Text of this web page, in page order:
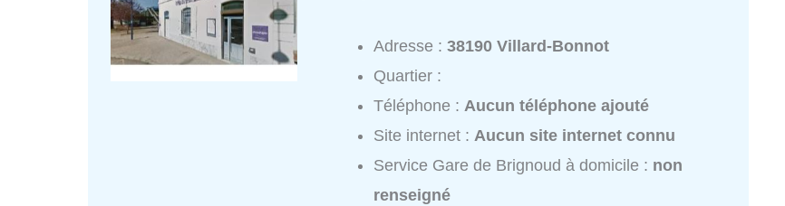
Adresse :38190 Villard-Bonnot
Quartier :
Téléphone :Aucun téléphone ajouté
Site internet :Aucun site internet connu
Service Gare de Brignoud à domicile : non
renseigné